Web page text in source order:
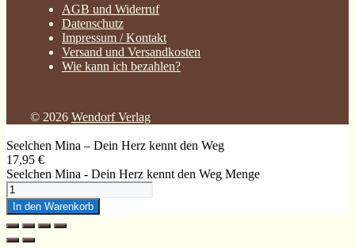
AGB und Widerruf
Datenschutz
Impressum / Kontakt
Versand und Versandkosten
Wie kann ich bezahlen?
© 2026 Wendorf Verlag
Seelchen Mina – Dein Herz kennt den Weg
17,95 €
Seelchen Mina - Dein Herz kennt den Weg Menge
In den Warenkorb